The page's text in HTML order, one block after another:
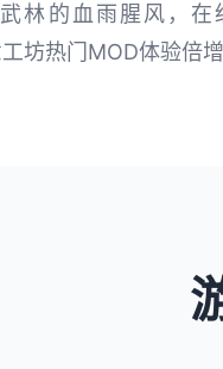
林的血雨腥风，
坊热门MOD体验倍增